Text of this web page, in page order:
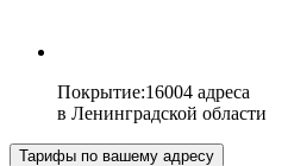
Покрытие:16004 адреса
в Ленинградской области
Тарифы по вашему адресу